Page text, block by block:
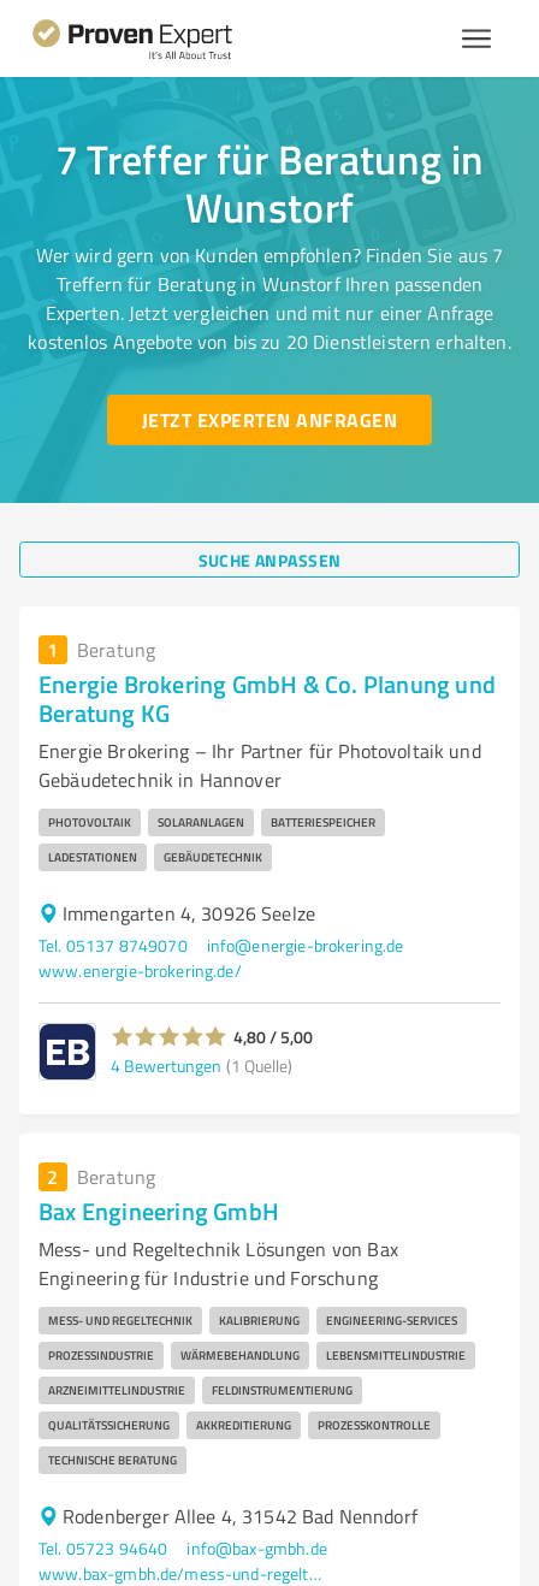
7 Treffer für Beratung in
Wunstorf
Wer wird gern von Kunden empfohlen? Finden Sie aus 7
Treffern für Beratung in Wunstorf Ihren passenden
Experten. Jetzt vergleichen und mit nur einer Anfrage
kostenlos Angebote von bis zu 20 Dienstleistern erhalten.
JETZT EXPERTEN ANFRAGEN
SUCHE ANPASSEN
1 Beratung
Energie Brokering GmbH & Co. Planung und
Beratung KG
Energie Brokering – Ihr Partner für Photovoltaik und
Gebäudetechnik in Hannover
PHOTOVOLTAIK SOLARANLAGEN BATTERIESPEICHER
LADESTATIONEN GEBÄUDETECHNIK
Immengarten 4, 30926 Seelze
Tel. 05137 8749070
info@energie-brokering.de
www.energie-brokering.de/
4,80 / 5,00
4 Bewertungen (1 Quelle)
2 Beratung
Bax Engineering GmbH
Mess- und Regeltechnik Lösungen von Bax
Engineering für Industrie und Forschung
MESS- UND REGELTECHNIK KALIBRIERUNG ENGINEERING-SERVICES
PROZESSINDUSTRIE WÄRMEBEHANDLUNG LEBENSMITTELINDUSTRIE
ARZNEIMITTELINDUSTRIE FELDINSTRUMENTIERUNG
QUALITÄTSSICHERUNG AKKREDITIERUNG PROZESSKONTROLLE
TECHNISCHE BERATUNG
Rodenberger Allee 4, 31542 Bad Nenndorf
Tel. 05723 94640
info@bax-gmbh.de
www.bax-gmbh.de/mess-und-regeltechnik.html